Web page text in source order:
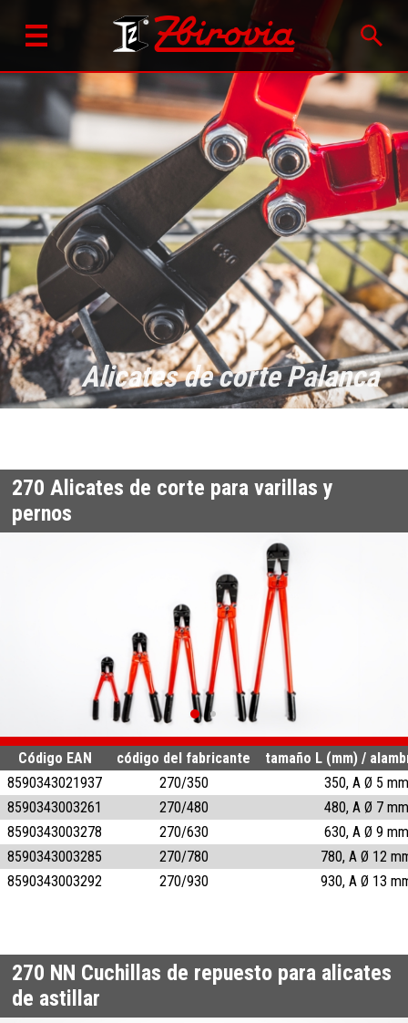
Alicates de corte Palanca
270 Alicates de corte para varillas y
pernos
Código EAN código del fabricante
tamaño L (mm) /
8590343021937
270/350
350, A Ø 5 mm
8590343003261
270/480
480, A Ø 7 mm
8590343003278
270/630
630, A Ø 9 mm
8590343003285
270/780
780, A Ø 12
8590343003292
270/930 930, A Ø 13
270 NN Cuchillas de repuesto para alicates
de astillar